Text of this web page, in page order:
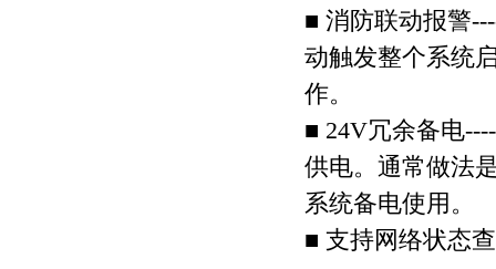
■ 消防联动报警
动触发整个系统
作。
■ 24V冗余备电
供电。通常做法
系统备电使用。
■ 支持网络状态